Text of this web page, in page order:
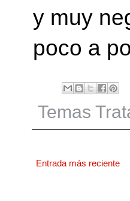
y muy
poco a
Temas
Entrada más reciente